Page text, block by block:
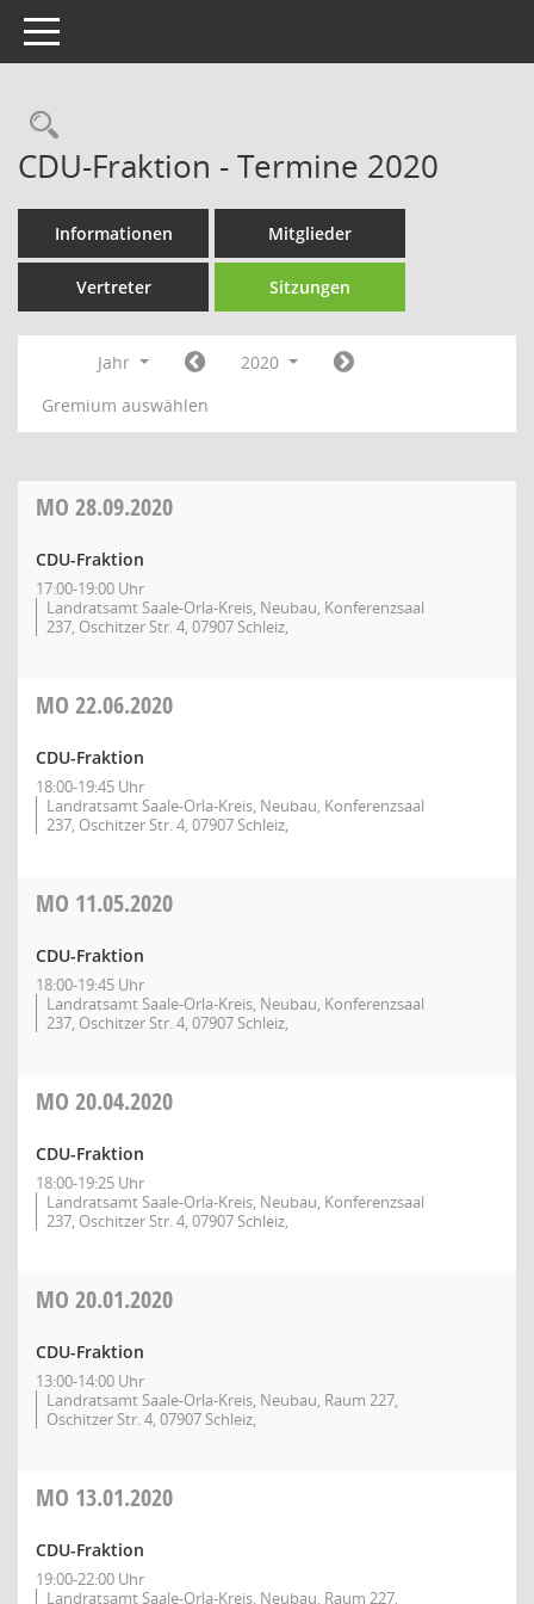
Toggle navigation
Rechercheauswahl
CDU-Fraktion - Termine 2020
Informationen Mitglieder
Vertreter Sitzungen
Jahr
2020
Gremium auswählen
MO 28.09.2020
CDU-Fraktion
17:00-19:00 Uhr
Landratsamt Saale-Orla-Kreis, Neubau, Konferenzsaal
237, Oschitzer Str. 4, 07907 Schleiz,
MO 22.06.2020
CDU-Fraktion
18:00-19:45 Uhr
Landratsamt Saale-Orla-Kreis, Neubau, Konferenzsaal
237, Oschitzer Str. 4, 07907 Schleiz,
MO 11.05.2020
CDU-Fraktion
18:00-19:45 Uhr
Landratsamt Saale-Orla-Kreis, Neubau, Konferenzsaal
237, Oschitzer Str. 4, 07907 Schleiz,
MO 20.04.2020
CDU-Fraktion
18:00-19:25 Uhr
Landratsamt Saale-Orla-Kreis, Neubau, Konferenzsaal
237, Oschitzer Str. 4, 07907 Schleiz,
MO 20.01.2020
CDU-Fraktion
13:00-14:00 Uhr
Landratsamt Saale-Orla-Kreis, Neubau, Raum 227,
Oschitzer Str. 4, 07907 Schleiz,
MO 13.01.2020
CDU-Fraktion
19:00-22:00 Uhr
Landratsamt Saale-Orla-Kreis, Neubau, Raum 227,